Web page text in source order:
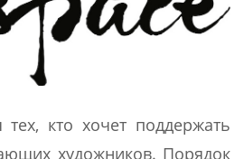
тех, кто хочет поддержать
художников. Порядок